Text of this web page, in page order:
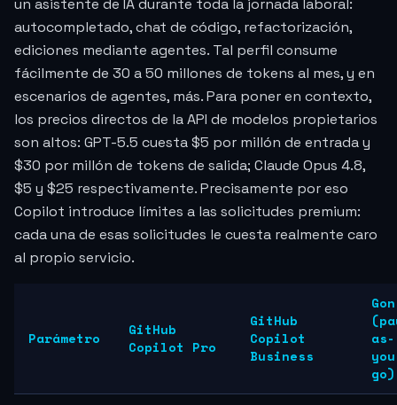
un asistente de IA durante toda la jornada laboral:
autocompletado, chat de código, refactorización,
ediciones mediante agentes. Tal perfil consume
fácilmente de 30 a 50 millones de tokens al mes, y en
escenarios de agentes, más. Para poner en contexto,
los precios directos de la API de modelos propietarios
son altos: GPT-5.5 cuesta $5 por millón de entrada y
$30 por millón de tokens de salida; Claude Opus 4.8,
$5 y $25 respectivamente. Precisamente por eso
Copilot introduce límites a las solicitudes premium:
cada una de esas solicitudes le cuesta realmente caro
al propio servicio.
Parámetro
GitHub
Copilot Pro
GitHub
Copilot
Business
as-
go)